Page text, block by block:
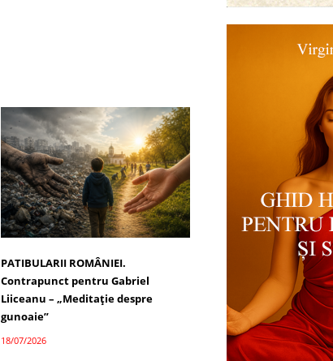
PATIBULARII ROMÂNIEI.
Contrapunct pentru Gabriel
Liiceanu – „Meditație despre
gunoaie”
18/07/2026